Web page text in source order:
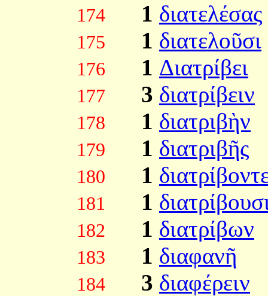
174 1 διατελέσας
175 1 διατελοῦσι
176 1 Διατρίβει
177 3 διατρίβειν
178 1 διατριβὴν
179 1 διατριβῆς
180 1
181 1
182 1 διατρίβων
183 1 διαφανῆ
184 3 διαφέρειν